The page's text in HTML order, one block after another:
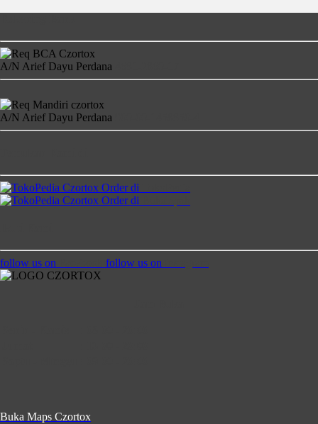
A/N Arief Dayu Perdana
A/N Arief Dayu Perdana
Order di
Order di
follow us on follow us on
Buka Maps Czortox